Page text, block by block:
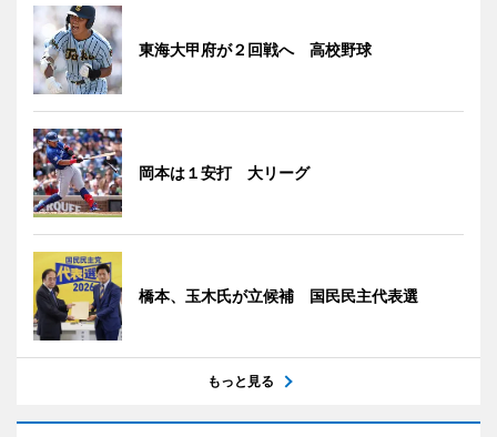
東海大甲府が２回戦へ 高校野球
岡本は１安打 大リーグ
橋本、玉木氏が立候補 国民民主代表選
もっと見る